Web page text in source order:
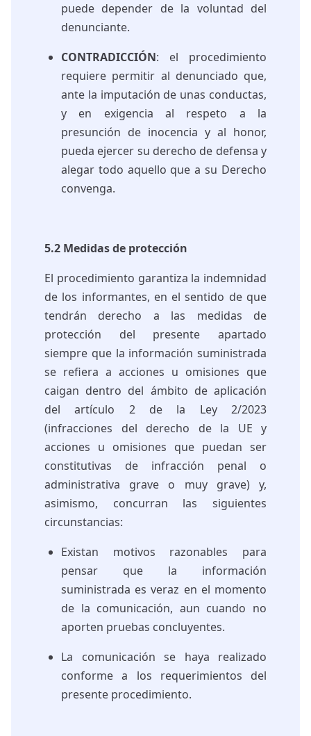
puede depender de la voluntad del
denunciante.
CONTRADICCIÓN: el procedimiento
requiere permitir al denunciado que,
ante la imputación de unas conductas,
y en exigencia al respeto a la
presunción de inocencia y al honor,
pueda ejercer su derecho de defensa y
alegar todo aquello que a su Derecho
convenga.
5.2 Medidas de protección
El procedimiento garantiza la indemnidad
de los informantes, en el sentido de que
tendrán derecho a las medidas de
protección del presente apartado
siempre que la información suministrada
se refiera a acciones u omisiones que
caigan dentro del ámbito de aplicación
del artículo 2 de la Ley 2/2023
(infracciones del derecho de la UE y
acciones u omisiones que puedan ser
constitutivas de infracción penal o
administrativa grave o muy grave) y,
asimismo, concurran las siguientes
circunstancias:
Existan motivos razonables para
pensar que la información
suministrada es veraz en el momento
de la comunicación, aun cuando no
aporten pruebas concluyentes.
La comunicación se haya realizado
conforme a los requerimientos del
presente procedimiento.